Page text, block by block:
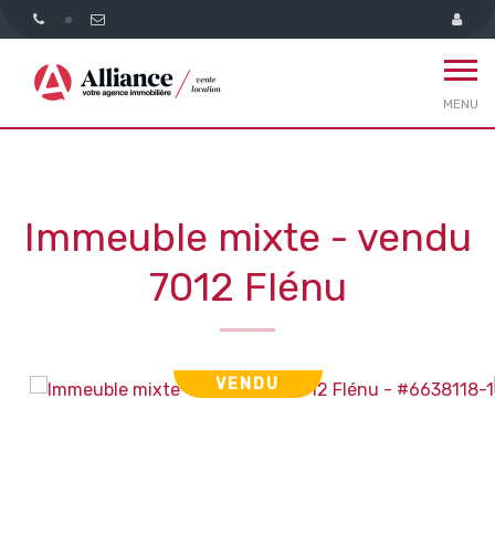
MENU
Immeuble mixte - vendu
7012 Flénu
VENDU